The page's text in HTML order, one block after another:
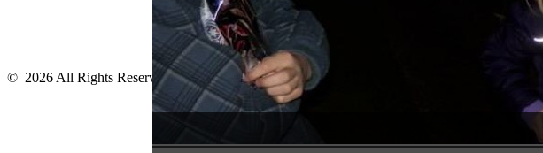
© 2026 All Rights Reserved